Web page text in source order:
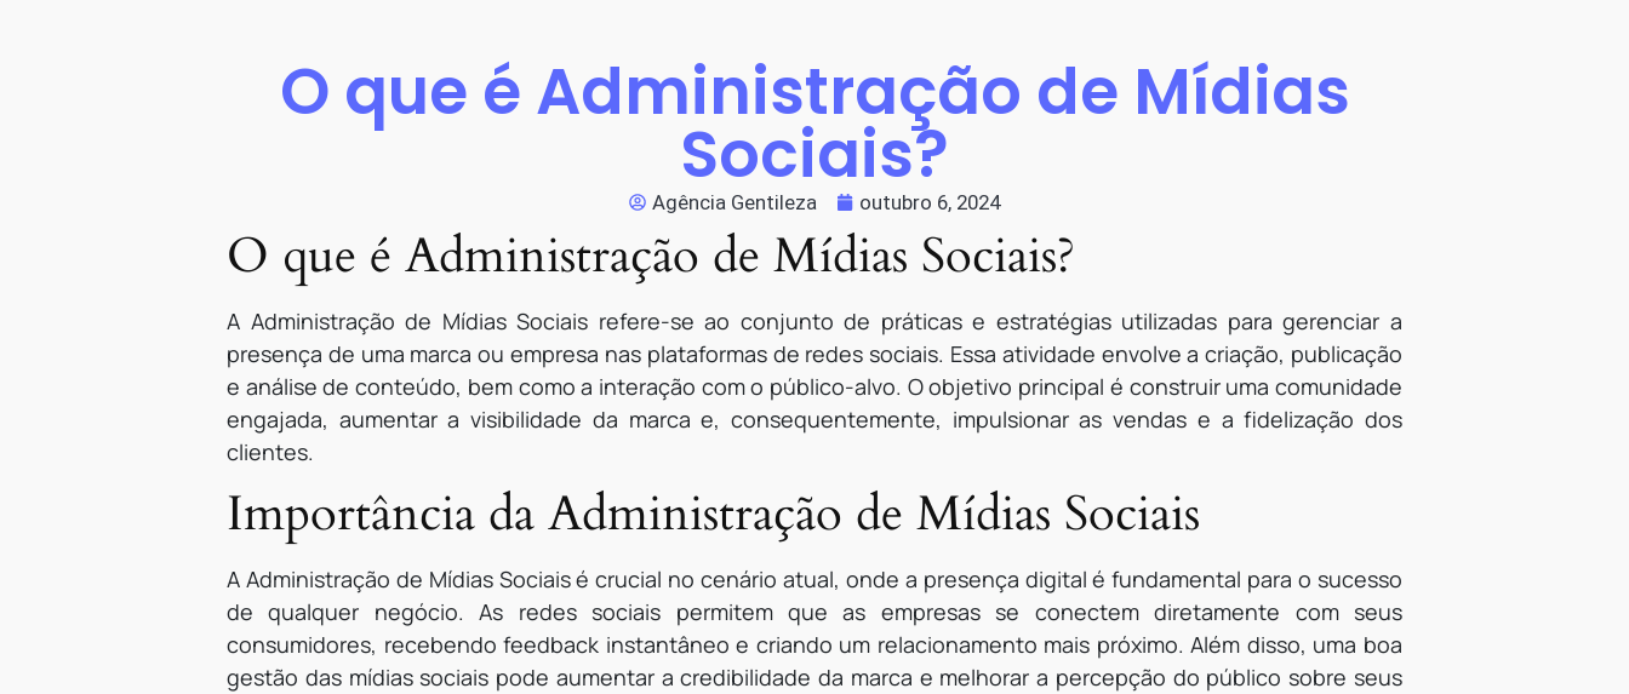
O que é Administração de Mídias
Sociais?
Agência Gentileza outubro 6, 2024
O que é Administração de Mídias Sociais?
A Administração de Mídias Sociais refere-se ao conjunto de práticas e estratégias utilizadas para gerenciar a
presença de uma marca ou empresa nas plataformas de redes sociais. Essa atividade envolve a criação, publicação
e análise de conteúdo, bem como a interação com o público-alvo. O objetivo principal é construir uma comunidade
engajada, aumentar a visibilidade da marca e, consequentemente, impulsionar as vendas e a fidelização dos
clientes.
Importância da Administração de Mídias Sociais
A Administração de Mídias Sociais é crucial no cenário atual, onde a presença digital é fundamental para o sucesso
de qualquer negócio. As redes sociais permitem que as empresas se conectem diretamente com seus
consumidores, recebendo feedback instantâneo e criando um relacionamento mais próximo. Além disso, uma boa
gestão das mídias sociais pode aumentar a credibilidade da marca e melhorar a percepção do público sobre seus